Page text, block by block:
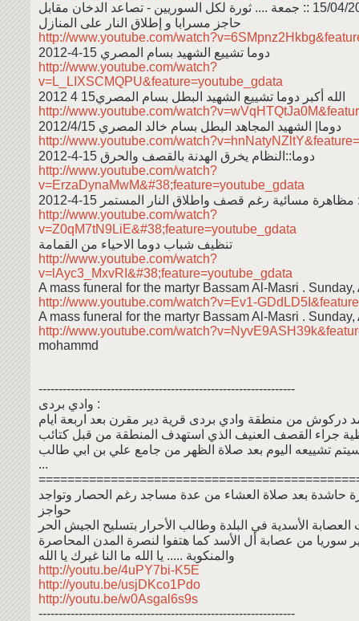
حاجز مسرابا و إطلاق النار على المنازل
http://www.youtube.com/
دوما تشييع الشهيد بسام المصري 15-4-2012
http://www.youtube.com/watch?
v=L_LIXSCMQPU&feature=youtube_gdata
الله أكبر دوما تشييع الشهيد البطل بسام المصري15 4 2012
http://www.youtube.com/
دوما| الشهيد المجاهد البطل بسام خالد المصري 2012/4/15
http://www.youtube.com/
دوما::النظام يخرق الهدنة بالقصف والحرق 15-4-2012
http://www.youtube.com/watch?
v=ErzaDynaMwM&#38;feature=youtube_gdata
مسائية رغم قصف واطلاق النار المستمر 15-4-2012
http://www.youtube.com/watch?
v=Z0qM7tN9LiE&#38;feature=youtube_gdata
تنظيف شباب دوما الاحياء من القمامة
http://www.youtube.com/watch?
v=lAyc3_MxvRI&#38;feature=youtube_gdata
A mass funeral for the martyr Bassam Al-Masri .
http://www.youtube.com/watch?v=Ev1-
A mass funeral for the martyr Bassam Al-Masri .
http://www.youtube.com/
mohammd
----------------------------------------------------------------
وادي بردى :
دركوش من منطقة وادي بردى قرية دير مقرن بعد اربعة ايام
جراء القصف العنيف الذي استهدف المنطقة من قبل كتائب
تشييعه اليوم بعد صلاة الظهر من جامع علي بن ابي طالب
...
بعد صلاة العشاء من عدة مساجد رغم الحصار وتواجد
حواجز
العصابة الأسدية في البلدة وطالب الأحرار بتسليح الجيش الحر
سوريا من عصابة أل الأسد كما هتفوا لنصرة المدن المحاصرة
والمنكوبة ..... يا الله ما النا غيرك يا الله
http://youtu.be/4uPY7bi-K5E
http://youtu.be/usjDKco1Pdo
http://youtu.be/w0Asgal6s9s
----------------------------------------------------------------